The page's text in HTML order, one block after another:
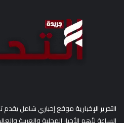
التحرير الإخباريةموقع إخباري شامل يقدم
الساعة لأهم الأخبار المحلية والعربية